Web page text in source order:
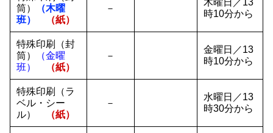
筒）
（木曜
班）
（紙）
－
木曜日／13
時10分から
特殊印刷（封
筒）
（金曜
班）
（紙）
－
金曜日／13
時10分から
特殊印刷（ラ
ベル・シー
ル）
（紙）
－
水曜日／13
時30分から